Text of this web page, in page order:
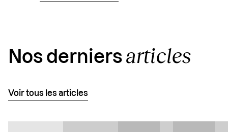
Nos derniers articles
Voir tous les articles